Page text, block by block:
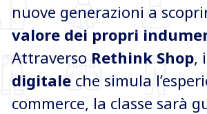
nuove generazioni a
valore dei propri
Attraverso Rethink Shop,
digitaleche simula
commerce, la classe sarà